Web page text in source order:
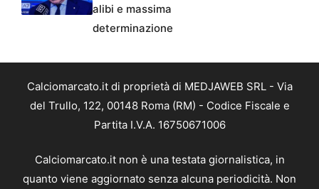
alibi e massima
determinazione
Calciomarcato.it di proprietà di MEDJAWEB SRL - Via
del Trullo, 122, 00148 Roma (RM) - Codice Fiscale e
Partita I.V.A. 16750671006
Calciomarcato.it non è una testata giornalistica, in
quanto viene aggiornato senza alcuna periodicità. Non